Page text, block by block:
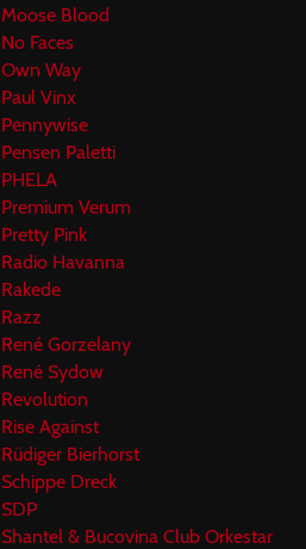
Moose Blood
No Faces
Own Way
Paul Vinx
Pennywise
Pensen Paletti
PHELA
Premium Verum
Pretty Pink
Radio Havanna
Rakede
Razz
René Gorzelany
René Sydow
Revolution
Rise Against
Rüdiger Bierhorst
Schippe Dreck
SDP
Shantel & Bucovina Club Orkestar